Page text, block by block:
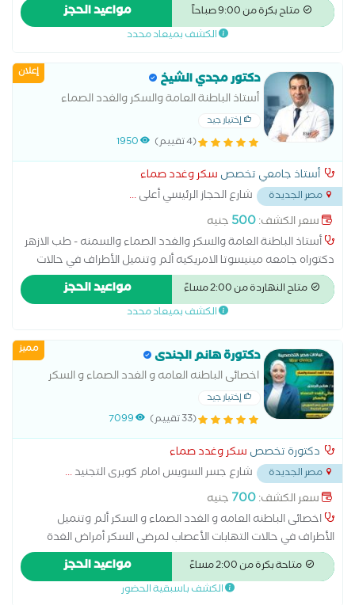
رونيه ديكارت في فرنسا .
متاح بكرة من 9:00 صباحاً مواعيد الحجز
الكشف بميعاد محدد
إعلان دكتور مجدي الشيخ
أستاذ الباطنة العامة والسكر والغدد الصماء
والسمنه - طب الازهر
إختيار جيد
(4 تقييم) 1950
أستاذ جامعي تخصص سكر وغدد صماء
مصر الجديدة شارع الحجاز الرئيسي أعلى...
سعر الكشف:500 جنيه
أستاذ الباطنة العامة والسكر والغدد الصماء والسمنه - طب الازهر
دكتوراه جامعه مينيسوتا الامريكيه ألم وتنميل الأطراف في حالات
التهابات الأعصاب لمرضى السكر أمراض الغدة الكظرية أمراض الغدد
الصماء اضطرابات الغدة النخامية اضطرابات الهرمونات الجنسية الغدة
الدرقية والجار درقية الفشل الكلوي نتيجة مرض السكر تشخيص سكر
الهرمونات عند البلوغ علاج السكر النوع الأول علاج السكر النوع الثاني
علاج الضعف الجنسى الناتج عن مرض السكر علاج سكر الحمل علاج
قصر القامة وتأخر البلوغ علاج مرض السكر متابعة سكر الحمل متابعة
سكر بالغين نوع أول وثاني ومضاعفاته مشكلات الكلى عند مرضى
السكر مضاعفات مرض السكر نقص هرمون النمو إضافة خدمات أخرى
متاح النهاردة من 2:00 مساءً مواعيد الحجز
الكشف بميعاد محدد
مميز دكتورة هانم الجندى
اخصائى الباطنه العامه و الغدد الصماء و السكر
إختيار جيد
(33 تقييم) 7099
دكتورة تخصص سكر وغدد صماء
مصر الجديدة شارع جسر السويس امام كوبرى التجنيد...
سعر الكشف:700 جنيه
اخصائى الباطنه العامه و الغدد الصماء و السكر ألم وتنميل
الأطراف في حالات التهابات الأعصاب لمرضى السكر أمراض الغدة
الكظرية أمراض الغدد الصماء اضطرابات الغدة النخامية الغدة الدرقية
والجار درقية الفشل الكلوي نتيجة مرض السكر تشخيص سكر الحمل
ضبط الدم والسكر لمرضى الكبد و الكلى علاج اضطرابات الهرمونات
متاحة بكرة من 2:00 مساءً مواعيد الحجز
الكشف باسبقية الحضور